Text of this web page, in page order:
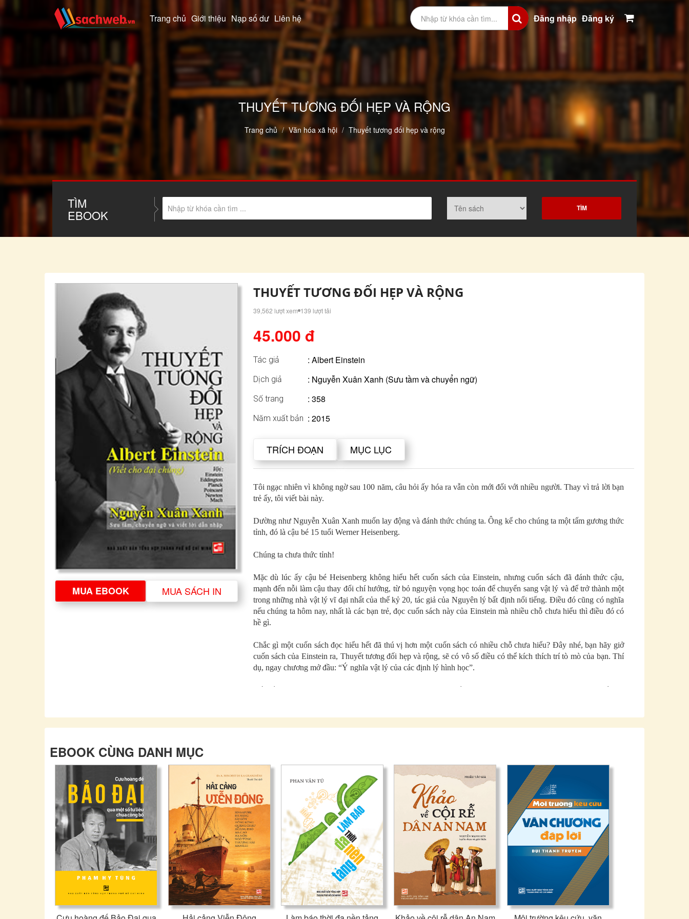
Trang chủ Giới thiệu Nạp số dư Liên hệ Đăng nhập Đăng ký
THUYẾT TƯƠNG ĐỐI HẸP VÀ RỘNG
Trang chủ Văn hóa xã hội Thuyết tương đối hẹp và rộng
TÌM
EBOOK
MUA EBOOK MUA SÁCH IN
THUYẾT TƯƠNG ĐỐI HẸP VÀ RỘNG
39,562 lượt xem 139 lượt tải
45.000 đ
Tác giả : Albert Einstein
Dịch giả : Nguyễn Xuân Xanh (Sưu tầm và chuyển ngữ)
Số trang : 358
Năm xuất bản : 2015
TRÍCH ĐOẠN MỤC LỤC
Tôi ngạc nhiên vì không ngờ sau 100 năm, câu hỏi ấy hóa ra vẫn còn mới đối với nhiều người. Thay vì trả lời bạn
trẻ ấy, tôi viết bài này.
Dường như Nguyễn Xuân Xanh muốn lay động và đánh thức chúng ta. Ông kể cho chúng ta một tấm gương thức
tỉnh, đó là cậu bé 15 tuổi Werner Heisenberg.
Chúng ta chưa thức tỉnh!
Mặc dù lúc ấy cậu bé Heisenberg không hiểu hết cuốn sách của Einstein, nhưng cuốn sách đã đánh thức cậu,
mạnh đến nỗi làm cậu thay đổi chí hướng, từ bỏ nguyện vọng học toán để chuyển sang vật lý và để trở thành một
trong những nhà vật lý vĩ đại nhất của thế kỷ 20, tác giả của Nguyên lý bất định nổi tiếng. Điều đó cũng có nghĩa
nếu chúng ta hôm nay, nhất là các bạn trẻ, đọc cuốn sách này của Einstein mà nhiều chỗ chưa hiểu thì điều đó có
hề gì.
Chắc gì một cuốn sách đọc hiểu hết đã thú vị hơn một cuốn sách có nhiều chỗ chưa hiểu? Đây nhé, bạn hãy giở
cuốn sách của Einstein ra, Thuyết tương đối hẹp và rộng, sẽ có vô số điều có thể kích thích trí tò mò của bạn. Thí
dụ, ngay chương mở đầu: “Ý nghĩa vật lý của các định lý hình học”.
nhà trường hiện nay, học trò học hình học mà không hiểu ý nghĩa và vai trò thật sự của nó là gì. Học hình học chỉ
để làm mấy bài tập rồi đi thi. Học như thế chán lắm. Nhưng nếu đọc Einstein, chú ý tới cách đặt vấn đề của
Einstein, bạn sẽ “vỡ” ra ý nghĩa sâu xa của hình học, và như thế bạn sẽ thấy môn học này thú vị biết bao, quan
trọng biết bao.
Một thí dụ khác: Mọi chúng ta đều được học ở nhà trường rằng Trái đất quay xung quanh Mặt trời mà không bị
văng ra khỏi quỹ đạo là nhờ lực hấp dẫn do Mặt trời tác động vào Trái đất. Nhưng nếu hỏi một học trò rằng Mặt
trời không hề có cái tay nào thò ra để giữ Trái đất lại thì làm sao nó có thể tác động vào Trái đất, rất có thể học trò
đó sẽ lúng túng rồi trả lời rằng lực hấp dẫn đó có thể tác dụng từ xa xuyên qua một không gian trống rỗng.
Einstein sẽ giúp chúng ta hiểu lại vấn đề một cách minh tường hơn. Ông khẳng định rằng không thể có tác động
từ xa như thế, và càng không thể có cái không gian trống rỗng đó. Phải có một thứ vật chất trung gian giữa Mặt
trời và Trái đất, và lực hấp dẫn truyền qua vật chất trung gian đó - đó là trường hấp dẫn.
EBOOK CÙNG DANH MỤC